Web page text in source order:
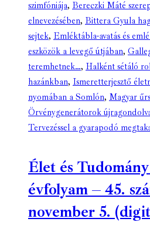
szimfóniája, Bereczki Máté
elnevezésében, Bittera Gyula
sejtek, Emléktábla-avatás és
eszközök a levegő útjában,
teremhetnek…, Halként sétáló
hazánkban, Ismeretterjesztő
nyomában a Somlón, Magyar
Örvénygenerátorok
Tervezéssel a gyarapodó
Élet és
évfolyam – 45.
november 5.